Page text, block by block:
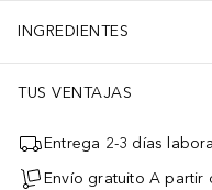
INGREDIENTES
TUS VENTAJAS
Entrega 2-3 días
Envío gratuito A partir